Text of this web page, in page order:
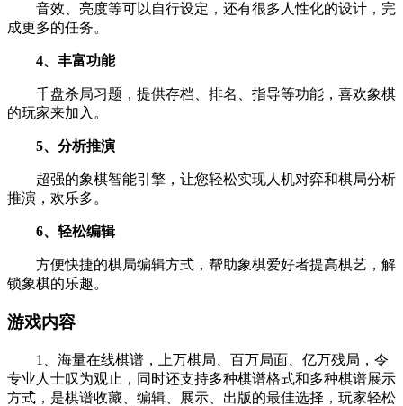
音效、亮度等可以自行设定，还有很多人性化的设计，完
成更多的任务。
4、丰富功能
千盘杀局习题，提供存档、排名、指导等功能，喜欢象棋
的玩家来加入。
5、分析推演
超强的象棋智能引擎，让您轻松实现人机对弈和棋局分析
推演，欢乐多。
6、轻松编辑
方便快捷的棋局编辑方式，帮助象棋爱好者提高棋艺，解
锁象棋的乐趣。
游戏内容
1、海量在线棋谱，上万棋局、百万局面、亿万残局，令
专业人士叹为观止，同时还支持多种棋谱格式和多种棋谱展示
方式，是棋谱收藏、编辑、展示、出版的最佳选择，玩家轻松